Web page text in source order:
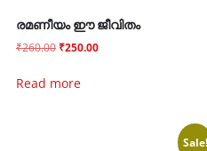
രമണീയം ഈ ജീവിതം
₹260.00 ₹250.00
Read more
Sale!